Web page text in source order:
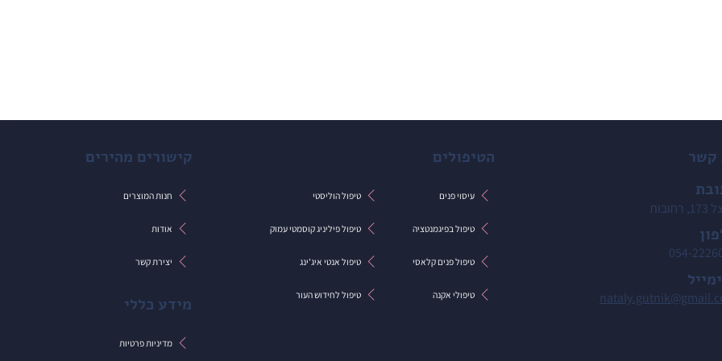
קישורים מהירים
חנות המוצרים
אודות
יצירת קשר
מידע כללי
מדיניות פרטיות
הטיפולים
עיסוי פנים טיפול הוליסטי
טיפול בפיגמנטציה טיפול פיליניג קוסמטי עמוק
טיפול פנים קלאסי טיפול אנטי איג'ינג
טיפולי אקנה טיפול לחידוש העור
קשר
054-